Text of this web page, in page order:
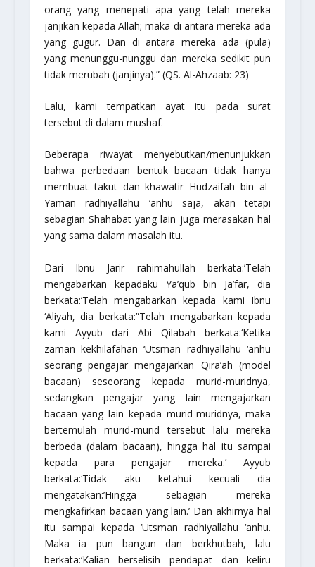
orang yang menepati apa yang telah mereka
janjikan kepada Allah; maka di antara mereka ada
yang gugur. Dan di antara mereka ada (pula)
yang menunggu-nunggu dan mereka sedikit pun
tidak merubah (janjinya).” (QS. Al-Ahzaab: 23)
Lalu, kami tempatkan ayat itu pada surat
tersebut di dalam mushaf.
Beberapa riwayat menyebutkan/menunjukkan
bahwa perbedaan bentuk bacaan tidak hanya
membuat takut dan khawatir Hudzaifah bin al-
Yamanradhiyallahu ‘anhu saja, akan tetapi
sebagian Shahabat yang lain juga merasakan hal
yang sama dalam masalah itu.
Dari Ibnu Jarir rahimahullah berkata:’Telah
mengabarkan kepadaku Ya’qub bin Ja’far, dia
berkata:’Telah mengabarkan kepada kami Ibnu
‘Aliyah, dia berkata:”Telah mengabarkan kepada
kami Ayyub dari Abi Qilabah berkata:‘Ketika
zaman kekhilafahan ‘Utsman radhiyallahu ‘anhu
seorang pengajar mengajarkan Qira’ah (model
bacaan) seseorang kepada murid-muridnya,
sedangkan pengajar yang lain mengajarkan
bacaan yang lain kepada murid-muridnya, maka
bertemulah murid-murid tersebut lalu mereka
berbeda (dalam bacaan), hingga hal itu sampai
kepada para pengajar mereka.’ Ayyub
berkata:‘Tidak aku ketahui kecuali dia
mengatakan:’Hingga sebagian mereka
mengkafirkan bacaan yang lain.’ Dan akhirnya hal
itu sampai kepada ‘Utsmanradhiyallahu ‘anhu.
Maka ia pun bangun dan berkhutbah, lalu
berkata:‘Kalian berselisih pendapat dan keliru